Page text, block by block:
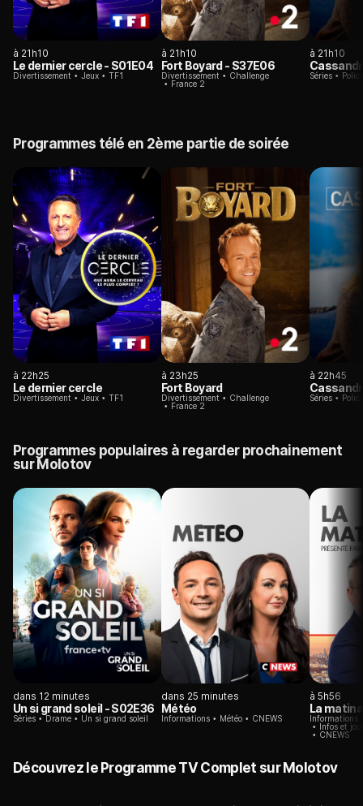
à 21h10
Le dernier cercle- S01E04
Divertissement Jeux TF1
à 21h10
Fort Boyard- S37E06
Divertissement
Challenge
France 2
à 21h10
Séries
Programmes télé en 2ème partie de soirée
à 22h25
Le dernier cercle
Divertissement Jeux TF1
à 23h25
Fort Boyard
Divertissement
Challenge
France 2
à 22h45
Séries
Programmes populaires à regarder prochainement
sur Molotov
dans 12 minutes
Un si grand soleil - S02E36
Séries Drame Un si grand soleil
dans 25 minutes
Météo
Informations Météo CNEWS
à 5h56
La
Informations
Infos et
CNEWS
Découvrez le Programme TV Complet sur Molotov